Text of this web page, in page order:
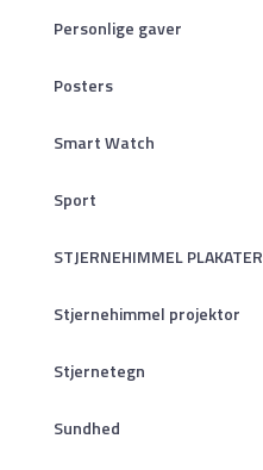
Personlige gaver
Posters
Smart Watch
Sport
STJERNEHIMMEL PLAKATER
Stjernehimmel projektor
Stjernetegn
Sundhed